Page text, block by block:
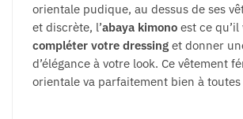
orientale pudique, au dessus de ses
et discrète, l’abaya kimono est ce
compléter votre dressing et donner
d’élégance à votre look. Ce vêtement
orientale va parfaitement bien à toutes